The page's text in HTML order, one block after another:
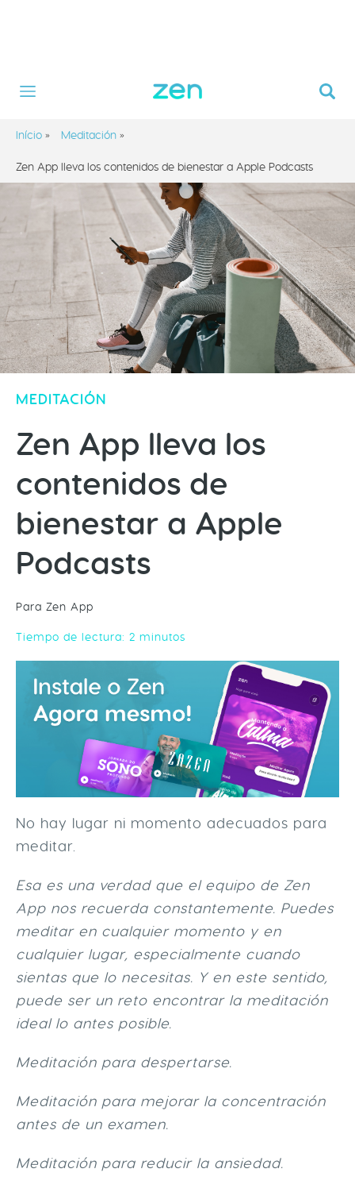
Início » Meditación »
Zen App lleva los contenidos de bienestar a Apple Podcasts
MEDITACIÓN
Zen App lleva los
contenidos de
bienestar a Apple
Podcasts
Para Zen App
Tiempo de lectura: 2 minutos
No hay lugar ni momento adecuados para
meditar.
Esa es una verdad que el equipo de Zen
App nos recuerda constantemente. Puedes
meditar en cualquier momento y en
cualquier lugar, especialmente cuando
sientas que lo necesitas. Y en este sentido,
puede ser un reto encontrar la meditación
ideal lo antes posible.
Meditación para despertarse.
Meditación para mejorar la concentración
antes de un examen.
Meditación para reducir la ansiedad.